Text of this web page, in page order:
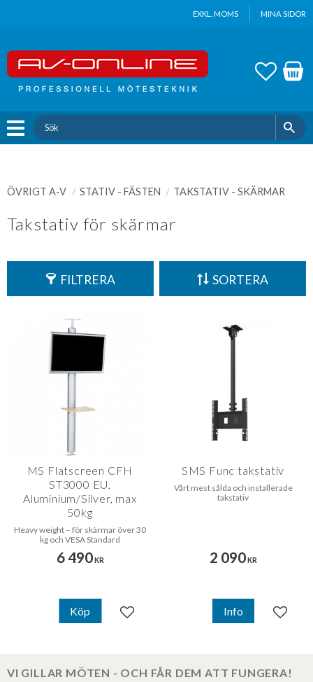
EXKL. MOMS MINA SIDOR
ÖVRIGT A-V STATIV - FÄSTEN TAKSTATIV - SKÄRMAR
Takstativ för skärmar
FILTRERA SORTERA
MS Flatscreen CFH
ST3000 EU,
Aluminium/Silver, max
50kg
Heavy weight – för skärmar över 30
kg och VESA Standard
6 490KR
Lägg till i favoriter
Köp
SMS Func takstativ
Vårt mest sålda och installerade
takstativ
2 090KR
Lägg
Info
VI GILLAR MÖTEN - OCH FÅR DEM ATT FUNGERA!